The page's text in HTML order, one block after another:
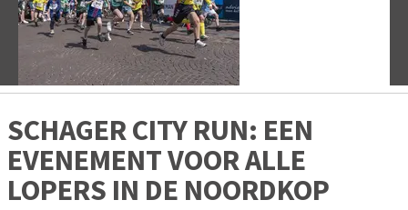
Vorige
SCHAGER CITY RUN: EEN
EVENEMENT VOOR ALLE
LOPERS IN DE NOORDKOP